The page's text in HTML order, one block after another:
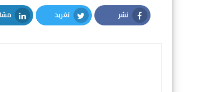
نشر
Facebook
تغريد
Twitter